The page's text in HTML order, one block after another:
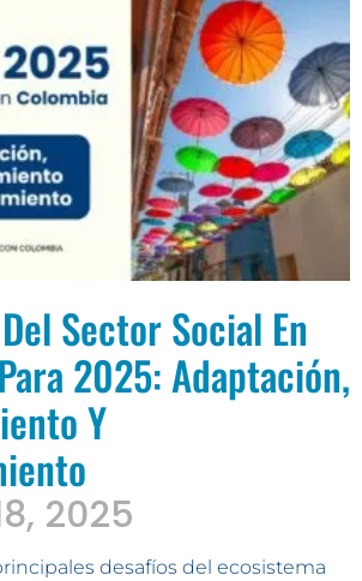
Sector Social En
2025: Adaptación,
Y
2025
desafíos del ecosistema